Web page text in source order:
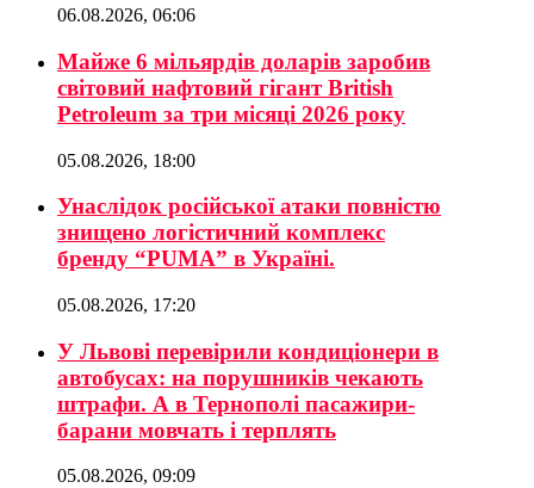
06.08.2026, 06:06
Майже 6 мільярдів доларів заробив
світовий нафтовий гігант British
Petroleum за три місяці 2026 року
05.08.2026, 18:00
Унаслідок російської атаки повністю
знищено логістичний комплекс
бренду “PUMA” в Україні.
05.08.2026, 17:20
У Львові перевірили кондиціонери в
автобусах: на порушників чекають
штрафи. А в Тернополі пасажири-
барани мовчать і терплять
05.08.2026, 09:09